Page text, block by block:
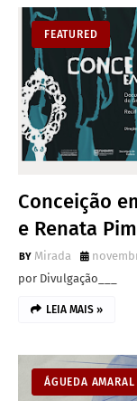
FEATURED
Conceição
e Renata
Mirada
por Divulgação___
LEIA MAIS »
ÁGUEDA AMARAL